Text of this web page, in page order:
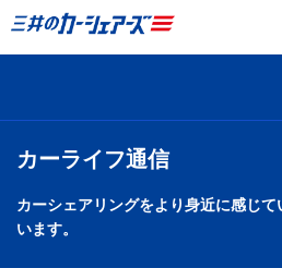
カーライフ通信
カーシェアリングをより身近に感じ
います。